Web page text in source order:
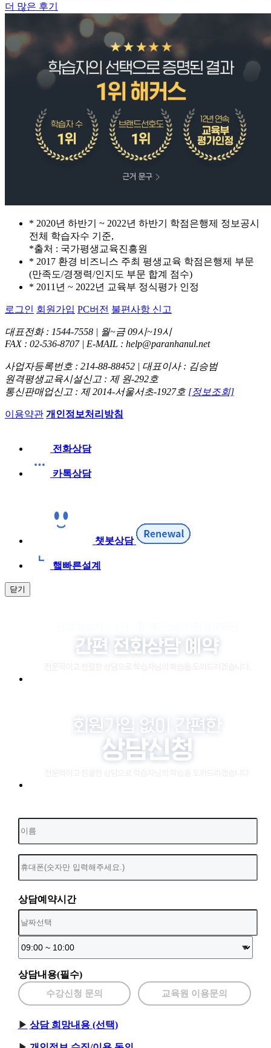
더 많은 후기
* 2020년 하반기 ~ 2022년 하반기 학점은행제 정보공시
전체 학습자수 기준,
*출처 : 국가평생교육진흥원
* 2017 환경 비즈니스 주최 평생교육 학점은행제 부문
(만족도/경쟁력/인지도 부문 합계 점수)
* 2011년 ~ 2022년 교육부 정식평가 인정
로그인 회원가입 PC버전 불편사항 신고
대표전화 : 1544-7558 | 월~금 09시~19시
FAX : 02-536-8707 | E-MAIL : help@paranhanul.net
사업자등록번호 : 214-88-88452 | 대표이사 : 김승범
원격평생교육시설신고 : 제 원-292호
통신판매업신고 : 제 2014-서울서초-1927호 [정보조회]
이용약관 개인정보처리방침
전화상담
카톡상담
챗봇상담
햌빠른설계
닫기
상담예약시간
상담내용(필수)
수강신청 문의 교육원 이용문의
상담 희망내용 (선택)